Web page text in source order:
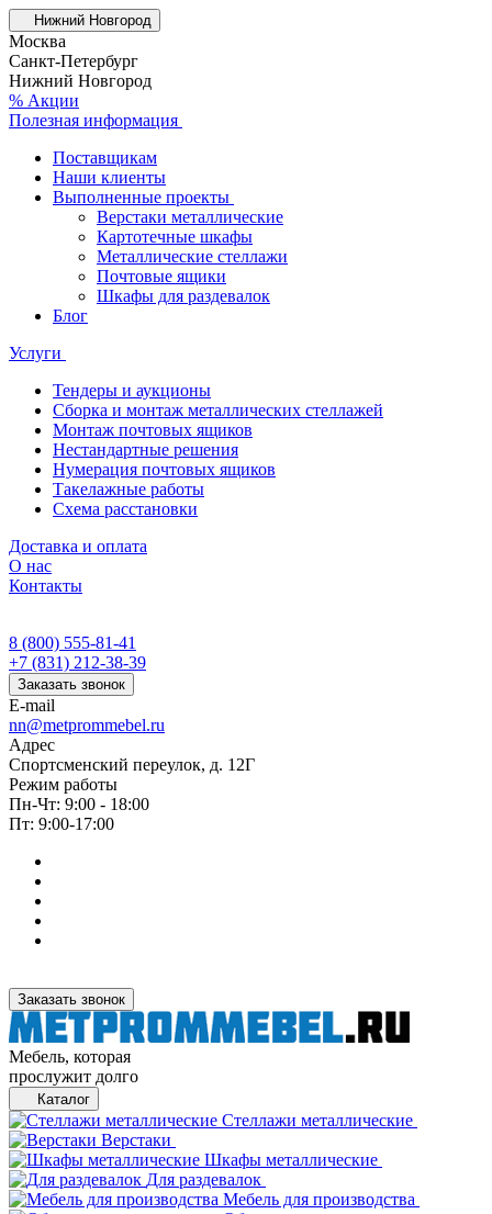
Нижний Новгород
Москва
Санкт-Петербург
Нижний Новгород
% Акции
Полезная информация
Поставщикам
Наши клиенты
Выполненные проекты
Верстаки металлические
Картотечные шкафы
Металлические стеллажи
Почтовые ящики
Шкафы для раздевалок
Блог
Услуги
Тендеры и аукционы
Сборка и монтаж металлических стеллажей
Монтаж почтовых ящиков
Нестандартные решения
Нумерация почтовых ящиков
Такелажные работы
Схема расстановки
Доставка и оплата
О нас
Контакты
8 (800) 555-81-41
+7 (831) 212-38-39
Заказать звонок
E-mail
nn@metprommebel.ru
Адрес
Спортсменский переулок, д. 12Г
Режим работы
Пн-Чт: 9:00 - 18:00
Пт: 9:00-17:00
Заказать звонок
Мебель, которая
прослужит долго
Каталог
Стеллажи металлические
Верстаки
Шкафы металлические
Для раздевалок
Мебель для производства